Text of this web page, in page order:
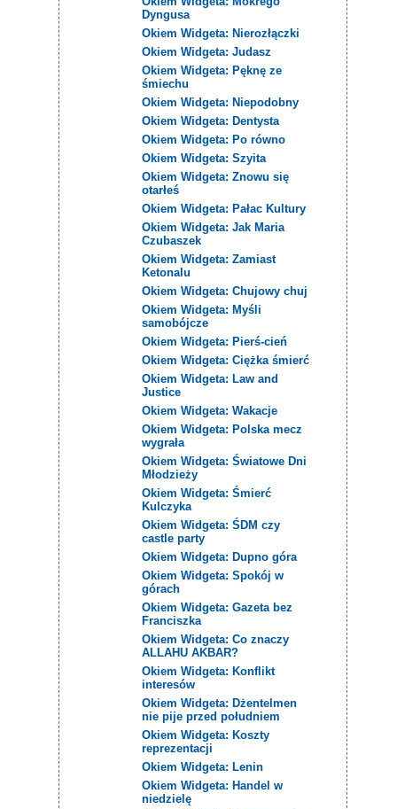
Dyngusa
Okiem Widgeta: Nierozłączki
Okiem Widgeta: Judasz
Okiem Widgeta: Pęknę ze
śmiechu
Okiem Widgeta: Niepodobny
Okiem Widgeta: Dentysta
Okiem Widgeta: Po równo
Okiem Widgeta: Szyita
Okiem Widgeta: Znowu się
otarłeś
Okiem Widgeta: Pałac Kultury
Okiem Widgeta: Jak Maria
Czubaszek
Okiem Widgeta: Zamiast
Ketonalu
Okiem Widgeta: Chujowy chuj
Okiem Widgeta: Myśli
samobójcze
Okiem Widgeta: Pierś-cień
Okiem Widgeta: Ciężka śmierć
Okiem Widgeta: Law and
Justice
Okiem Widgeta: Wakacje
Okiem Widgeta: Polska mecz
wygrała
Okiem Widgeta: Światowe Dni
Młodzieży
Okiem Widgeta: Śmierć
Kulczyka
Okiem Widgeta: ŚDM czy
castle party
Okiem Widgeta: Dupno góra
Okiem Widgeta: Spokój w
górach
Okiem Widgeta: Gazeta bez
Franciszka
Okiem Widgeta: Co znaczy
ALLAHU AKBAR?
Okiem Widgeta: Konflikt
interesów
Okiem Widgeta: Dżentelmen
nie pije przed południem
Okiem Widgeta: Koszty
reprezentacji
Okiem Widgeta: Lenin
Okiem Widgeta: Handel w
niedzielę